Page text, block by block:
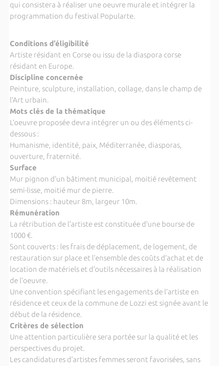
qui consistera à réaliser une oeuvre murale et intégrer la
programmation du festival Popularte.
Conditions d’éligibilité
Artiste résidant en Corse ou issu de la diaspora corse
résidant en Europe.
Discipline concernée
Peinture, sculpture, installation, collage, dans le champ de
l’Art urbain.
Mots clés de la thématique
L’oeuvre proposée devra intégrer un ou des éléments ci-
dessous :
Humanisme, identité, paix, Méditerranée, diasporas,
ouverture, fraternité.
Surface
Mur pignon d’un bâtiment municipal, moitié revêtement
semi-lisse, moitié mur de pierre.
Dimensions : hauteur 8m, largeur 10m.
Rémunération
La rétribution de l’artiste est constituée d’une bourse de
1000 €.
Sont couverts : les frais de déplacement, de logement, de
restauration sur place et l’ensemble des coûts d’achat et de
location de matériels et d’outils nécessaires à la réalisation
de l’oeuvre.
Une convention spécifiant les engagements de l’artiste en
résidence et ceux de la commune de Lozzi est signée avant le
début de la résidence.
Critères de sélection
Une attention particulière sera portée sur la qualité et les
perspectives du projet.
Les candidatures d’artistes femmes seront favorisées, sans